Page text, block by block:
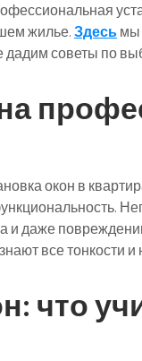
жилье.Здесьмы
дадим советы по
окон в
и даже
все тонкости
что